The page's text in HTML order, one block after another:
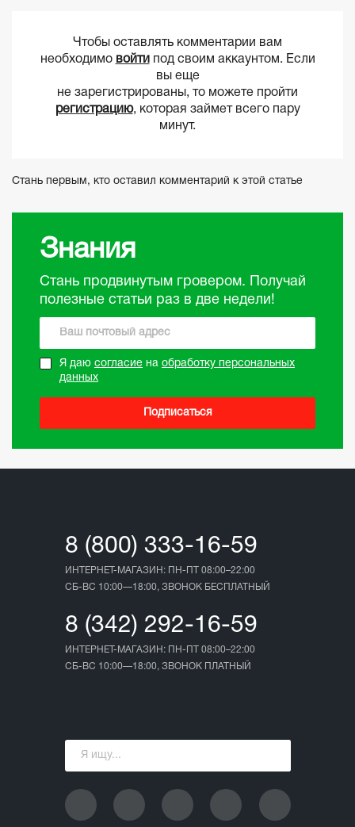
Чтобы оставлять комментарии вам
необходимо войти под своим аккаунтом. Если
вы еще
не зарегистрированы, то можете пройти
регистрацию, которая займет всего пару
минут.
Стань первым, кто оставил комментарий к этой статье
Знания
Стань продвинутым гровером. Получай
полезные статьи раз в две недели!
Я даю согласие на обработку персональных
данных
Подписаться
8 (800) 333-16-59
ИНТЕРНЕТ-МАГАЗИН: ПН-ПТ 08:00–22:00
СБ-ВС 10:00—18:00, ЗВОНОК БЕСПЛАТНЫЙ
8 (342) 292-16-59
ИНТЕРНЕТ-МАГАЗИН: ПН-ПТ 08:00–22:00
СБ-ВС 10:00—18:00, ЗВОНОК ПЛАТНЫЙ